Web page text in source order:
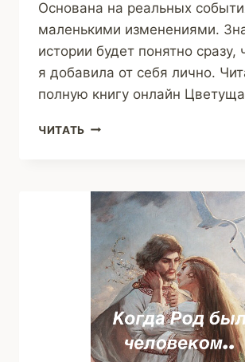
Основана на реальных
маленькими изменениями.
истории будет понятно сразу,
я добавила от себя лично.
полную книгу онлайн
ЧИТАТЬ ЦВЕТУЩАЯ